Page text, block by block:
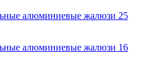
алюминиевые жалюзи 25
алюминиевые жалюзи 16